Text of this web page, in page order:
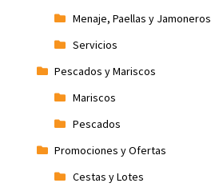
Menaje, Paellas y Jamoneros
Servicios
Pescados y Mariscos
Mariscos
Pescados
Promociones y Ofertas
Cestas y Lotes